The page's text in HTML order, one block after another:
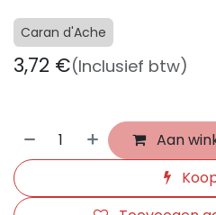
Caran d'Ache
3,72 €(Inclusief btw)
Aan